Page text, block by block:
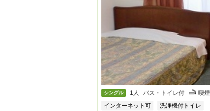
シングル 1人 バス・トイレ付
喫煙
インターネット可
洗浄機付トイレ